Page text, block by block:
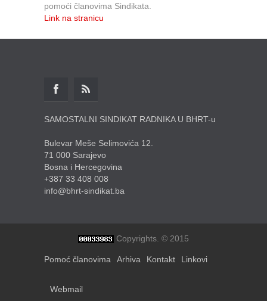
pomoći članovima Sindikata.
Link na stranicu
SAMOSTALNI SINDIKAT RADNIKA U BHRT-u
Bulevar Meše Selimovića 12.
71 000 Sarajevo
Bosna i Hercegovina
+387 33 408 008
info@bhrt-sindikat.ba
Copyrights. © 2015
Pomoć članovima Arhiva Kontakt Linkovi
Webmail